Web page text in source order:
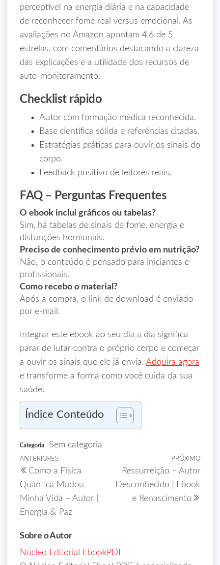
perceptível na energia diária e na capacidade
de reconhecer fome real versus emocional. As
avaliações no Amazon apontam 4,6 de 5
estrelas, com comentários destacando a clareza
das explicações e a utilidade dos recursos de
auto‑monitoramento.
Checklist rápido
Autor com formação médica reconhecida.
Base científica sólida e referências citadas.
Estratégias práticas para ouvir os sinais do
corpo.
Feedback positivo de leitores reais.
FAQ – Perguntas Frequentes
O ebook inclui gráficos ou tabelas?
Sim, há tabelas de sinais de fome, energia e
disfunções hormonais.
Preciso de conhecimento prévio em nutrição?
Não, o conteúdo é pensado para iniciantes e
profissionais.
Como recebo o material?
Após a compra, o link de download é enviado
por e‑mail.
Integrar este ebook ao seu dia a dia significa
parar de lutar contra o próprio corpo e começar
a ouvir os sinais que ele já envia. Adquira agora
e transforme a forma como você cuida da sua
saúde.
Índice Conteúdo
Categoria Sem categoria
ANTERIORES
Como a Física
Quântica Mudou
Minha Vida – Autor |
Energia & Paz
PRÓXIMO
Ressurreição – Autor
Desconhecido | Ebook
e Renascimento
Sobre o Autor
Núcleo Editorial EbookPDF